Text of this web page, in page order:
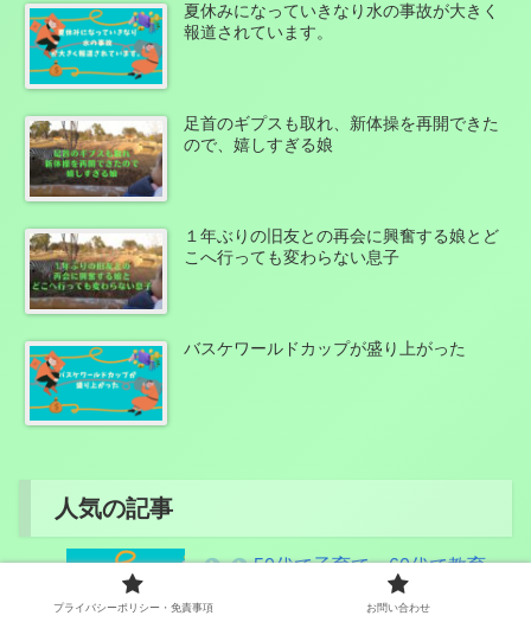
夏休みになっていきなり水の事故が大きく
報道されています。
足首のギプスも取れ、新体操を再開できた
ので、嬉しすぎる娘
１年ぶりの旧友との再会に興奮する娘とど
こへ行っても変わらない息子
バスケワールドカップが盛り上がった
人気の記事
50代で子育て、60代で教育
費。晩婚・晩産家庭のリアルな家計
プライバシーポリシー・免責事項 お問い合わせ